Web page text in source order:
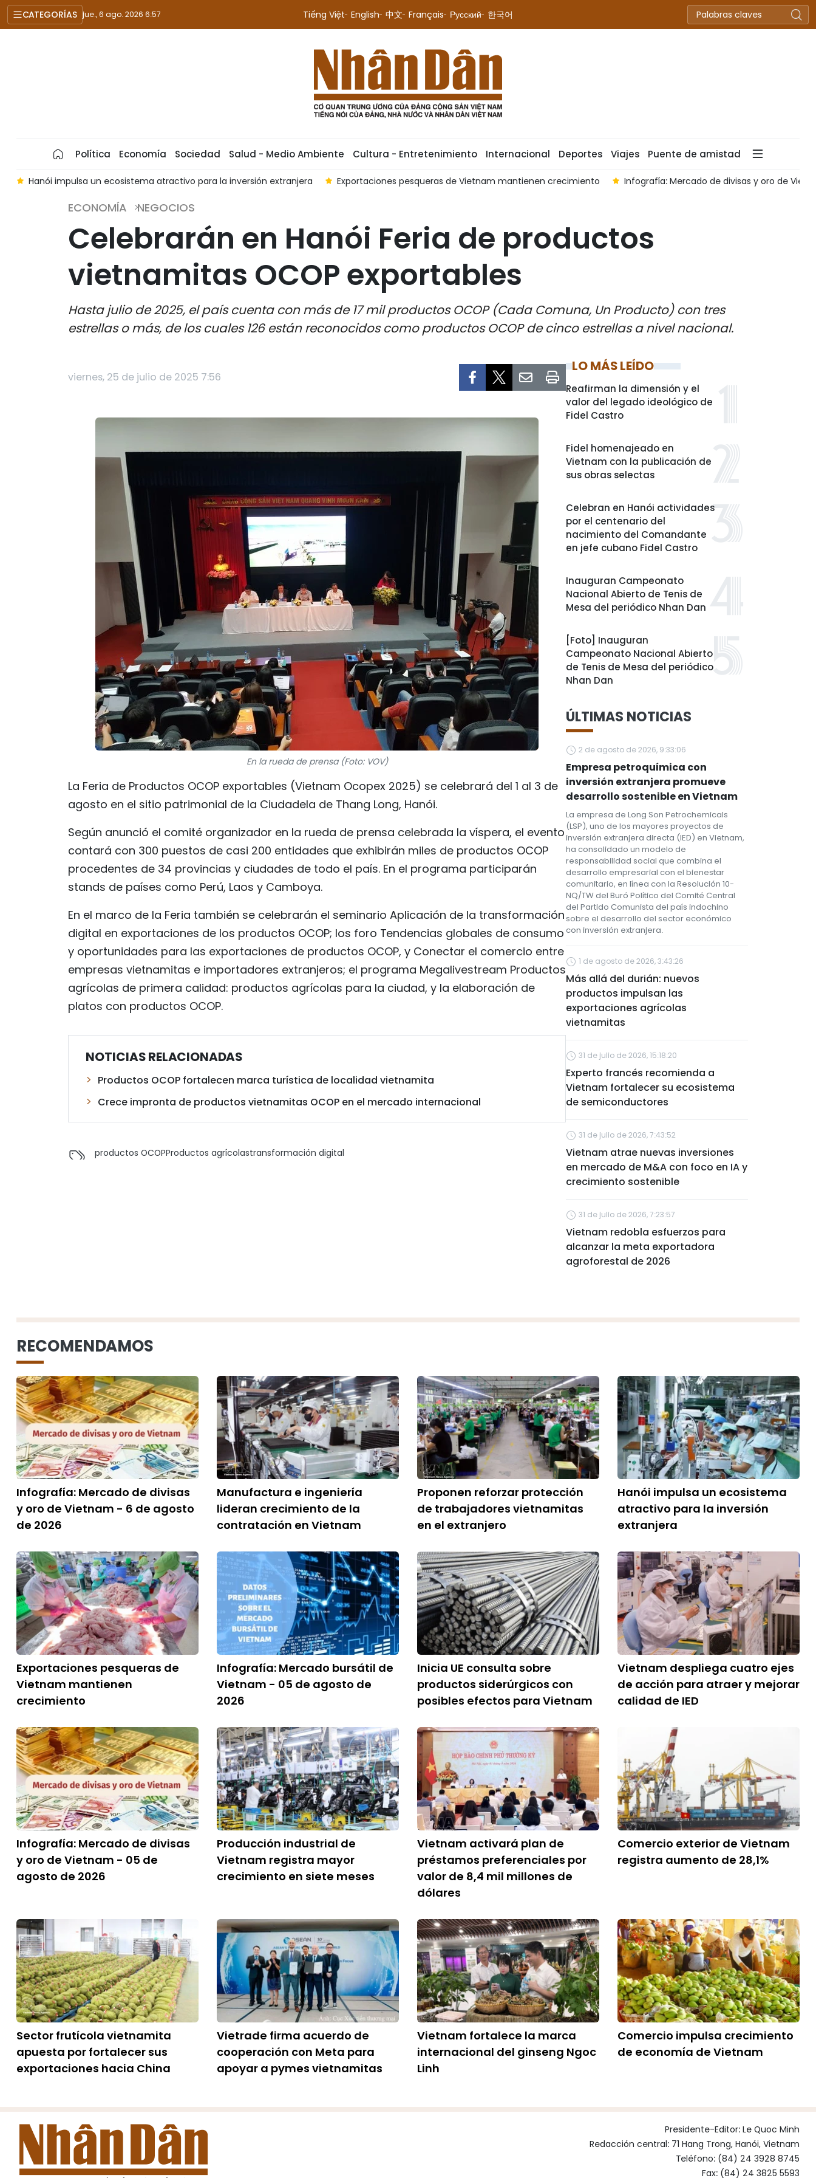
CATEGORÍAS jue., 6 ago. 2026 6:57 Tiếng Việt English 中文 Français Русский 한국어
Política Economía Sociedad Salud - Medio Ambiente Cultura - Entretenimiento Internacional Deportes Viajes Puente de amistad
Hanói impulsa un ecosistema atractivo para la inversión extranjera Exportaciones pesqueras de Vietnam mantienen crecimiento Infografía: Mercado de divisas y oro de
ECONOMÍA NEGOCIOS
Celebrarán en Hanói Feria de productos
vietnamitas OCOP exportables
Hasta julio de 2025, el país cuenta con más de 17 mil productos OCOP (Cada Comuna, Un Producto) con tres
estrellas o más, de los cuales 126 están reconocidos como productos OCOP de cinco estrellas a nivel nacional.
viernes, 25 de julio de 2025 7:56
En la rueda de prensa (Foto: VOV)
La Feria de Productos OCOP exportables (Vietnam Ocopex 2025) se celebrará del 1 al 3 de
agosto en el sitio patrimonial de la Ciudadela de Thang Long, Hanói.
Según anunció el comité organizador en la rueda de prensa celebrada la víspera, el evento
contará con 300 puestos de casi 200 entidades que exhibirán miles de productos OCOP
procedentes de 34 provincias y ciudades de todo el país. En el programa participarán
stands de países como Perú, Laos y Camboya.
En el marco de la Feria también se celebrarán el seminario Aplicación de la transformación
digital en exportaciones de los productos OCOP; los foro Tendencias globales de consumo
y oportunidades para las exportaciones de productos OCOP, y Conectar el comercio entre
empresas vietnamitas e importadores extranjeros; el programa Megalivestream Productos
agrícolas de primera calidad: productos agrícolas para la ciudad, y la elaboración de
platos con productos OCOP.
NOTICIAS RELACIONADAS
Productos OCOP fortalecen marca turística de localidad vietnamita
Crece impronta de productos vietnamitas OCOP en el mercado internacional
productos OCOPProductos agrícolastransformación digital
LO MÁS LEÍDO
Reafirman la dimensión y el
valor del legado ideológico de
Fidel Castro
Fidel homenajeado en
Vietnam con la publicación de
sus obras selectas
Celebran en Hanói actividades
por el centenario del
nacimiento del Comandante
en jefe cubano Fidel Castro
Inauguran Campeonato
Nacional Abierto de Tenis de
Mesa del periódico Nhan Dan
[Foto] Inauguran
Campeonato Nacional Abierto
de Tenis de Mesa del periódico
Nhan Dan
ÚLTIMAS NOTICIAS
2 de agosto de 2026, 9:33:06
Empresa petroquímica con
inversión extranjera promueve
desarrollo sostenible en Vietnam
La empresa de Long Son Petrochemicals
(LSP), uno de los mayores proyectos de
inversión extranjera directa (IED) en Vietnam,
ha consolidado un modelo de
responsabilidad social que combina el
desarrollo empresarial con el bienestar
comunitario, en línea con la Resolución 10-
NQ/TW del Buró Político del Comité Central
del Partido Comunista del país indochino
sobre el desarrollo del sector económico
con inversión extranjera.
1 de agosto de 2026, 3:43:26
Más allá del durián: nuevos
productos impulsan las
exportaciones agrícolas
vietnamitas
31 de julio de 2026, 15:18:20
Experto francés recomienda a
Vietnam fortalecer su ecosistema
de semiconductores
31 de julio de 2026, 7:43:52
Vietnam atrae nuevas inversiones
en mercado de M&A con foco en IA y
crecimiento sostenible
31 de julio de 2026, 7:23:57
Vietnam redobla esfuerzos para
alcanzar la meta exportadora
agroforestal de 2026
RECOMENDAMOS
Infografía: Mercado de divisas
y oro de Vietnam - 6 de agosto
de 2026
Manufactura e ingeniería
lideran crecimiento de la
contratación en Vietnam
Proponen reforzar protección
de trabajadores vietnamitas
en el extranjero
Hanói impulsa un ecosistema
atractivo para la inversión
extranjera
Exportaciones pesqueras de
Vietnam mantienen
crecimiento
Infografía: Mercado bursátil de
Vietnam - 05 de agosto de
2026
Inicia UE consulta sobre
productos siderúrgicos con
posibles efectos para Vietnam
Vietnam despliega cuatro ejes
de acción para atraer y mejorar
calidad de IED
Infografía: Mercado de divisas
y oro de Vietnam - 05 de
agosto de 2026
Producción industrial de
Vietnam registra mayor
crecimiento en siete meses
Vietnam activará plan de
préstamos preferenciales por
valor de 8,4 mil millones de
dólares
Comercio exterior de Vietnam
registra aumento de 28,1%
Sector frutícola vietnamita
apuesta por fortalecer sus
exportaciones hacia China
Vietrade firma acuerdo de
cooperación con Meta para
apoyar a pymes vietnamitas
Vietnam fortalece la marca
internacional del ginseng Ngoc
Linh
Comercio impulsa crecimiento
de economía de Vietnam
Presidente-Editor: Le Quoc Minh
Redacción central: 71 Hang Trong, Hanói, Vietnam
Teléfono: (84) 24 3928 8745
Fax: (84) 24 3825 5593